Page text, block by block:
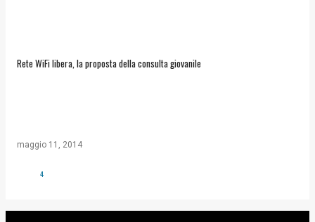
Rete WiFi libera, la proposta della consulta giovanile
maggio 11, 2014
4